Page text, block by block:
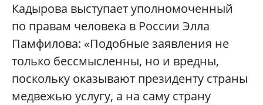
Кадырова выступает уполномоченный
по правам человека в России Элла
Памфилова: «Подобные заявления не
только бессмысленны, но и вредны,
поскольку оказывают президенту страны
медвежью услугу, а на саму страну